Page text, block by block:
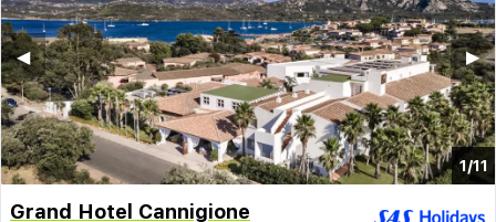
1/11
▶︎
◀︎
Grand Hotel Cannigione